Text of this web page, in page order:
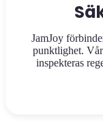
JamJoy
punktlighet.
inspekteras